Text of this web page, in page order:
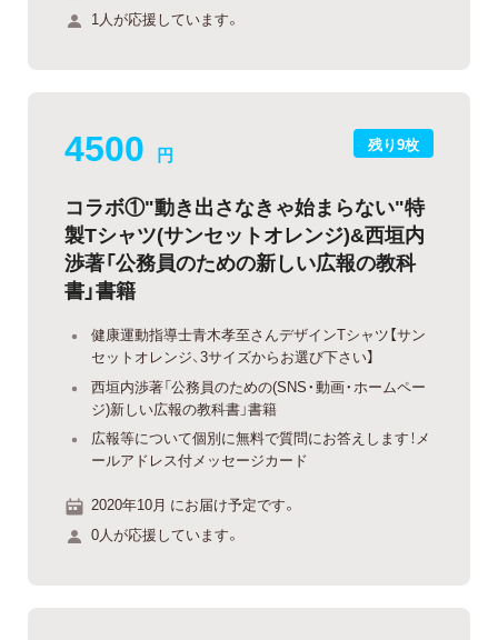
1人が応援しています。
残り9枚
4500 円
コラボ①"動き出さなきゃ始まらない"特
製Tシャツ(サンセットオレンジ)&西垣内
渉著「公務員のための新しい広報の教科
書」書籍
健康運動指導士青木孝至さんデザインTシャツ【サン
セットオレンジ、3サイズからお選び下さい】
西垣内渉著「公務員のための(SNS・動画・ホームペー
ジ)新しい広報の教科書」書籍
広報等について個別に無料で質問にお答えします！メ
ールアドレス付メッセージカード
2020年10月 にお届け予定です。
0人が応援しています。